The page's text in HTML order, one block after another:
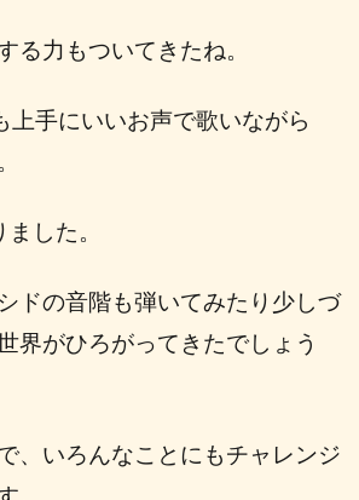
る力もついてきたね。
上手にいいお声で歌いながら
した。
ドの音階も弾いてみたり少しづ
界がひろがってきたでしょう
、いろんなことにもチャレンジ